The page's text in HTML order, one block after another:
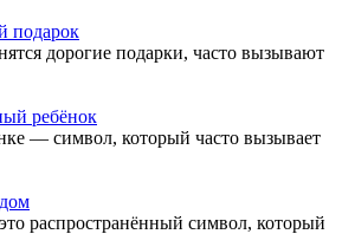
подарок
дорогие подарки, часто вызывают
ребёнок
— символ, который часто вызывает
распространённый символ, который